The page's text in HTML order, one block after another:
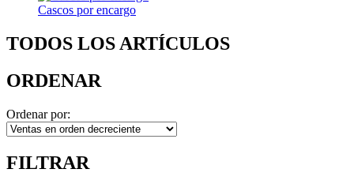
Cascos por encargo
TODOS LOS ARTÍCULOS
ORDENAR
Ordenar por:
FILTRAR